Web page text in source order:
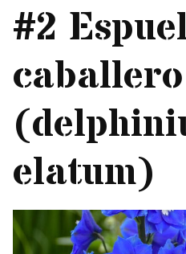
#2
caballero
elatum)